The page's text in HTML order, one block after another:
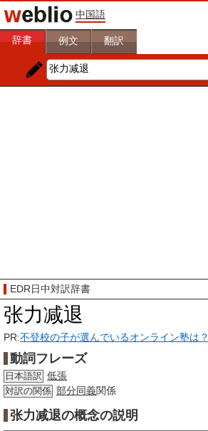
中国語
辞書 例文 翻訳
EDR日中対訳辞書
张力减退
PR:不登校の子が選んでいるオンライン塾は？
動詞フレーズ
日本語訳 低張
対訳の関係 部分同義関係
张力减退の概念の説明